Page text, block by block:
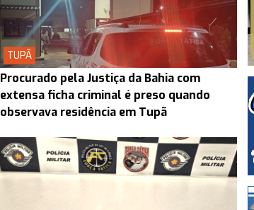
TUPÃ
Procurado pela Justiça da Bahia com
extensa ficha criminal é preso quando
observava residência em Tupã